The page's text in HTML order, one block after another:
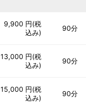
9,900 円(税
込み)
90分
13,000 円(税
込み)
90分
15,000 円(税
込み)
90分